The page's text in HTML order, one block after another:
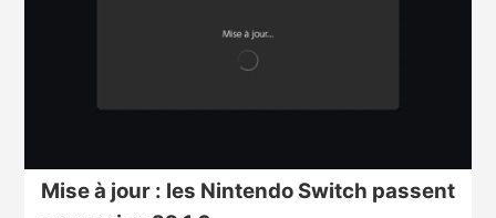
Mise à jour : les Nintendo Switch passent